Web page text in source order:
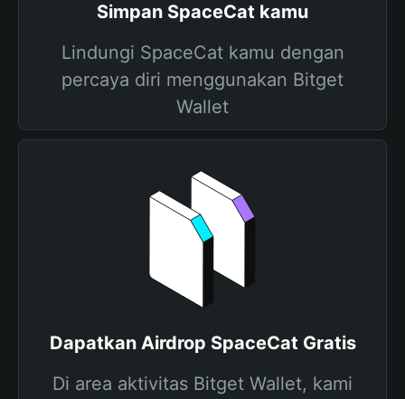
Simpan SpaceCat kamu
Lindungi SpaceCat kamu dengan
percaya diri menggunakan Bitget
Wallet
Dapatkan Airdrop SpaceCat Gratis
Di area aktivitas Bitget Wallet, kami